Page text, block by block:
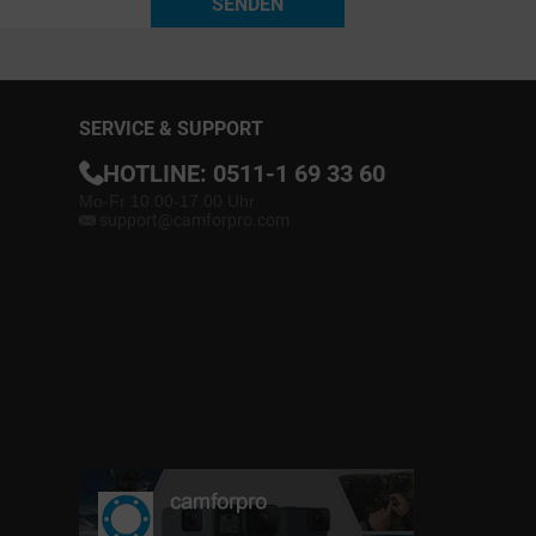
SENDEN
SERVICE & SUPPORT
HOTLINE: 0511-1 69 33 60